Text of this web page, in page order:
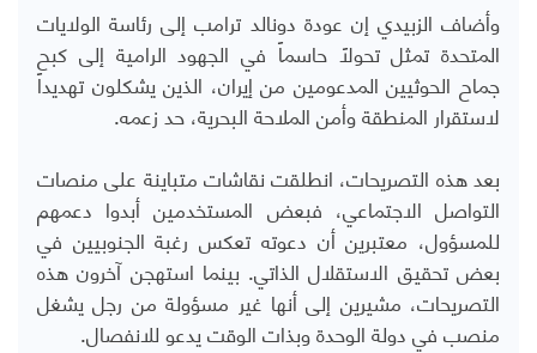
وأضاف الزبيدي إن عودة دونالد ترامب إلى رئاسة الولايات
المتحدة تمثل تحولاً حاسماً في الجهود الرامية إلى كبح
جماح الحوثيين المدعومين من إيران، الذين يشكلون تهديداً
لاستقرار المنطقة وأمن الملاحة البحرية، حد زعمه.
بعد هذه التصريحات، انطلقت نقاشات متباينة على منصات
التواصل الاجتماعي، فبعض المستخدمين أبدوا دعمهم
للمسؤول، معتبرين أن دعوته تعكس رغبة الجنوبيين في
بعض تحقيق الاستقلال الذاتي. بينما استهجن آخرون هذه
التصريحات، مشيرين إلى أنها غير مسؤولة من رجل يشغل
منصب في دولة الوحدة وبذات الوقت يدعو للانفصال.